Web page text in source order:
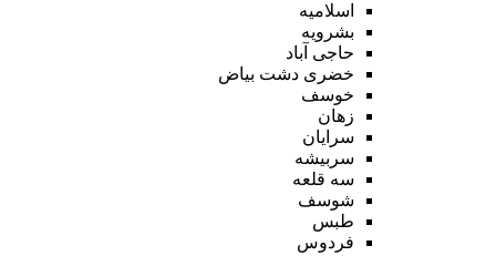
اسلامیه
بشرویه
حاجی آباد
خضری دشت بیاض
خوسف
زهان
سرایان
سربیشه
سه قلعه
شوسف
طبس
فردوس